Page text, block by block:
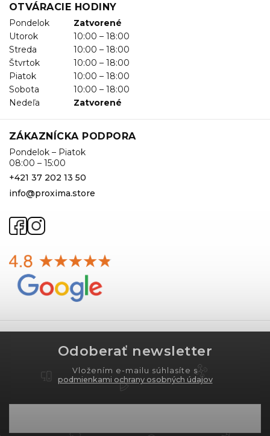
OTVÁRACIE HODINY
Pondelok
Zatvorené
Utorok
10:00 – 18:00
Streda
10:00 – 18:00
Štvrtok
10:00 – 18:00
Piatok
10:00 – 18:00
Sobota
10:00 – 18:00
Nedeľa
Zatvorené
ZÁKAZNÍCKA PODPORA
Pondelok – Piatok
08:00 – 15:00
+421 37 202 13 50
info@proxima.store
Odoberať newsletter
Vložením e-mailu súhlasíte s
podmienkami ochrany osobných údajov